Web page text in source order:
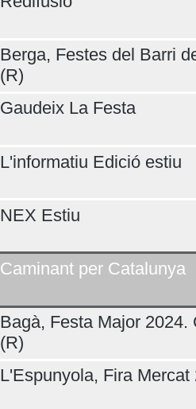
Demà
Berga, Festes del Barri
(R)
Gaudeix La Festa
L'informatiu Edició estiu
NEX Estiu
Caminant per Catalunya
Bagà, Festa Major
(R)
L'Espunyola, Fira Mercat